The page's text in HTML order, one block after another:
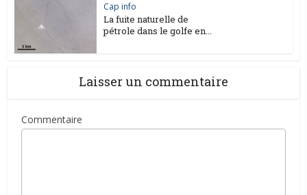
Cap info
La fuite naturelle de
pétrole dans le golfe en...
Laisser un commentaire
Commentaire